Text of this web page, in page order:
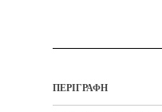
ΠΕΡΙΓΡΑΦΉ